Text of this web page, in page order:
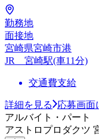
勤務地
面接地
宮崎県宮崎市港
JR 宮崎駅(車11分)
交通費支給
詳細を見る
応募画面
アルバイト・パート
アストロプロダクツ